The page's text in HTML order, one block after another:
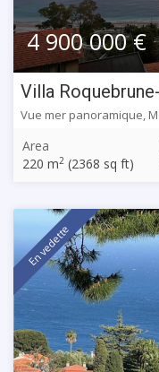
4 900 000 €
Villa
Vue mer panoramique,
Area
220 m2 (2368 sq ft)
En vedette